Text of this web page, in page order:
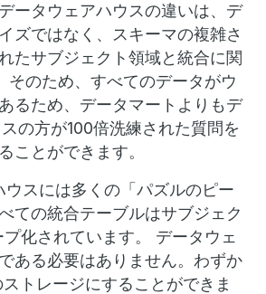
ータウェアハウスの違いは、デ
ズではなく、スキーマの複雑さ
たサブジェクト領域と統合に関
そのため、すべてのデータがウ
るため、データマートよりもデ
の方が100倍洗練された質問を
ことができます。
ウスには多くの「パズルのピー
ての統合テーブルはサブジェク
プ化されています。 データウェ
ある必要はありません。わずか
トレージにすることができま